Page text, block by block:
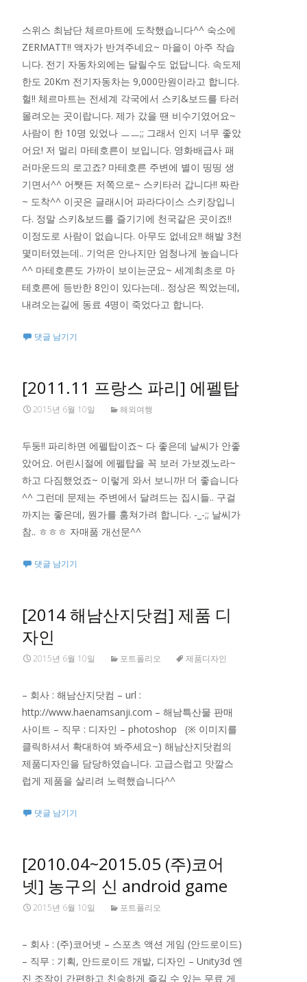
스위스 최남단 체르마트에 도착했습니다^^ 숙소에
ZERMATT!! 액자가 반겨주네요~ 마을이 아주 작습
니다. 전기 자동차외에는 달릴수도 없답니다. 속도제
한도 20Km 전기자동차는 9,000만원이라고 합니다.
헐!! 체르마트는 전세계 각국에서 스키&보드를 타러
몰려오는 곳이랍니다. 제가 갔을 땐 비수기였어요~
사람이 한 10명 있었나 ㅡㅡ;; 그래서 인지 너무 좋았
어요! 저 멀리 마테호른이 보입니다. 영화배급사 패
러마운드의 로고죠? 마테호른 주변에 별이 띵띵 생
기면서^^ 어쨋든 저쪽으로~ 스키타러 갑니다!! 짜란
~ 도착^^ 이곳은 글래시어 파라다이스 스키장입니
다. 정말 스키&보드를 즐기기에 천국같은 곳이죠!!
이정도로 사람이 없습니다. 아무도 없네요!! 해발 3천
몇미터였는데.. 기억은 안나지만 엄청나게 높습니다
^^ 마테호른도 가까이 보이는군요~ 세계최초로 마
테호른에 등반한 8인이 있다는데.. 정상은 찍었는데,
내려오는길에 동료 4명이 죽었다고 합니다.
댓글 남기기
[2011.11 프랑스 파리] 에펠탑
2015년 6월 10일 해외여행
두둥!! 파리하면 에펠탑이죠~ 다 좋은데 날씨가 안좋
았어요. 어린시절에 에펠탑을 꼭 보러 가보겠노라~
하고 다짐했었죠~ 이렇게 와서 보니까! 더 좋습니다
^^ 그런데 문제는 주변에서 달려드는 집시들.. 구걸
까지는 좋은데, 뭔가를 훔쳐가려 합니다. -_-;; 날씨가
참.. ㅎㅎㅎ 자매품 개선문^^
댓글 남기기
[2014 해남산지닷컴] 제품 디
자인
2015년 6월 10일 포트폴리오 제품디자인
– 회사 : 해남산지닷컴 – url :
http://www.haenamsanji.com – 해남특산물 판매
사이트 – 직무 : 디자인 – photoshop (※ 이미지를
클릭하셔서 확대하여 봐주세요~) 해남산지닷컴의
제품디자인을 담당하였습니다. 고급스럽고 맛깔스
럽게 제품을 살리려 노력했습니다^^
댓글 남기기
[2010.04~2015.05 (주)코어
넷] 농구의 신 android game
2015년 6월 10일 포트폴리오
– 회사 : (주)코어넷 – 스포츠 액션 게임 (안드로이드)
– 직무 : 기획, 안드로이드 개발, 디자인 – Unity3d 엔
진 조작이 간편하고 친숙하게 즐길 수 있는 무료 게